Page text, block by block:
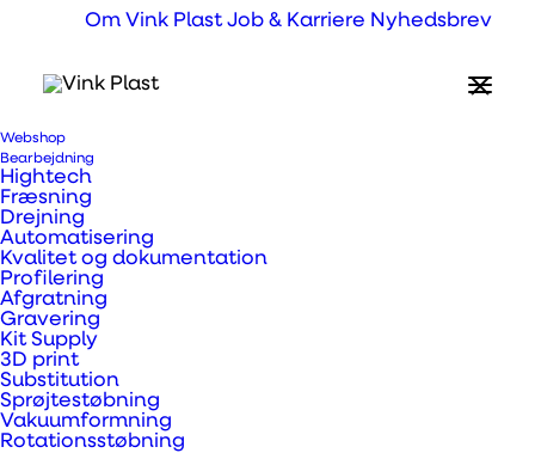
Om Vink Plast Job & Karriere Nyhedsbrev
Webshop
Bearbejdning
Hightech
Fræsning
Drejning
Automatisering
Kvalitet og dokumentation
Profilering
Afgratning
Gravering
Kit Supply
3D print
Substitution
Sprøjtestøbning
Vakuumformning
Rotationsstøbning
Hvad er Kerrock®
Easy Shaping?
Kerrock® med en modificeret komposition,
der muliggør termoforming af emner med
mindre radius..